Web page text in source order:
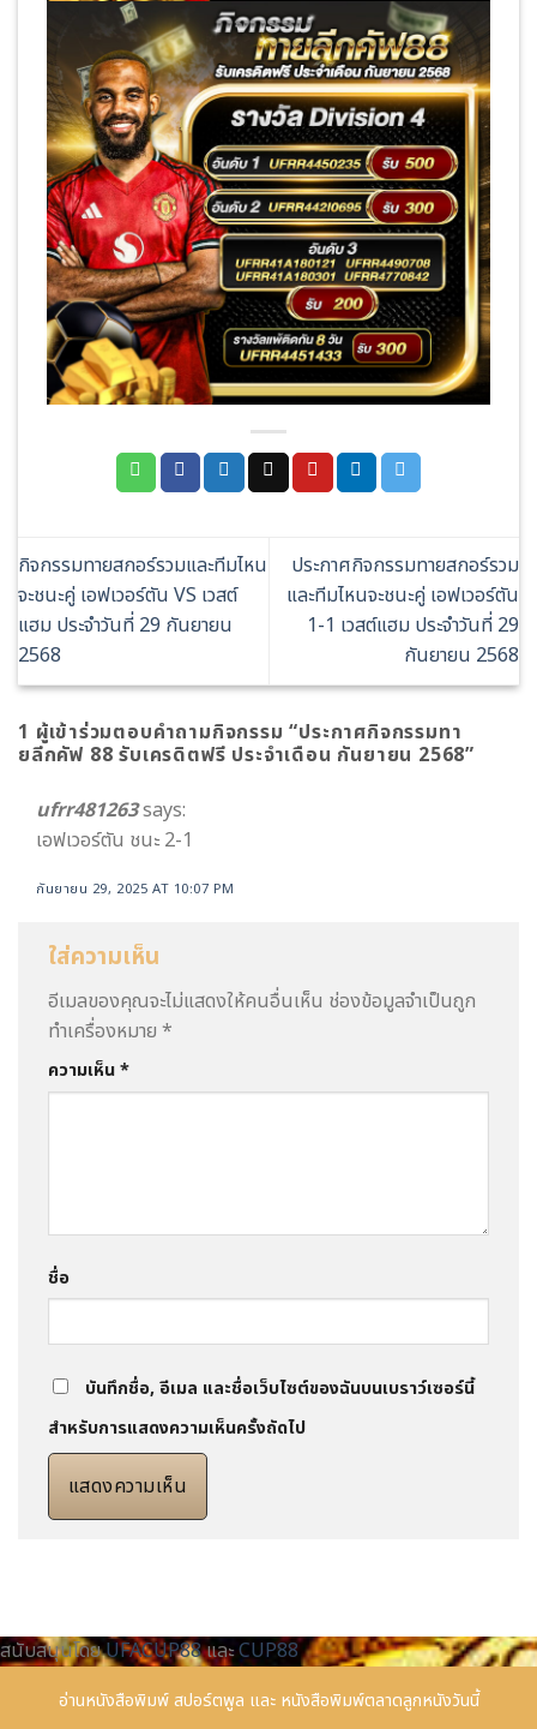
กิจกรรมทายสกอร์รวมและทีมไหน
จะชนะคู่ เอฟเวอร์ตัน VS เวสต์
แฮม ประจำวันที่ 29 กันยายน
2568
ประกาศกิจกรรมทายสกอร์รวม
และทีมไหนจะชนะคู่ เอฟเวอร์ตัน
1-1 เวสต์แฮม ประจำวันที่ 29
กันยายน 2568
1 ผู้เข้าร่วมตอบคำถามกิจกรรม “ประกาศกิจกรรมทา
ยลีกคัฟ 88 รับเครดิตฟรี ประจำเดือน กันยายน 2568”
ufrr481263says:
เอฟเวอร์ตัน ชนะ 2-1
กันยายน 29, 2025 AT 10:07 PM
ใส่ความเห็น
อีเมลของคุณจะไม่แสดงให้คนอื่นเห็น ช่องข้อมูลจำเป็นถูก
ทำเครื่องหมาย *
ความเห็น*
ชื่อ
บันทึกชื่อ, อีเมล และชื่อเว็บไซต์ของฉันบนเบราว์เซอร์นี้
สำหรับการแสดงความเห็นครั้งถัดไป
สนับสนุนโดยUFACUP88และCUP88
อ่านหนังสือพิมพ์สปอร์ตพูล และ หนังสือพิมพ์ตลาดลูกหนังวันนี้